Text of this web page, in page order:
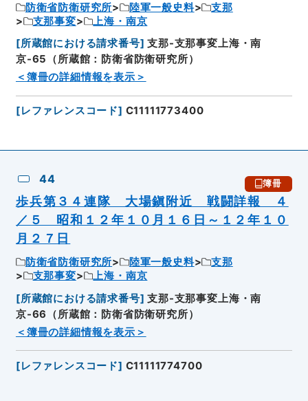
防衛省防衛研究所 陸軍一般史料
支那
支那事変
上海・南京
[所蔵館における請求番号] 支那-支那事変上海・南
京-65（所蔵館：防衛省防衛研究所）
＜簿冊の詳細情報を表示＞
[レファレンスコード] C11111773400
44 簿冊
歩兵第３４連隊 大場鎭附近 戦闘詳報 ４
／５ 昭和１２年１０月１６日～１２年１０
月２７日
防衛省防衛研究所 陸軍一般史料
支那
支那事変
上海・南京
[所蔵館における請求番号] 支那-支那事変上海・南
京-66（所蔵館：防衛省防衛研究所）
＜簿冊の詳細情報を表示＞
[レファレンスコード] C11111774700